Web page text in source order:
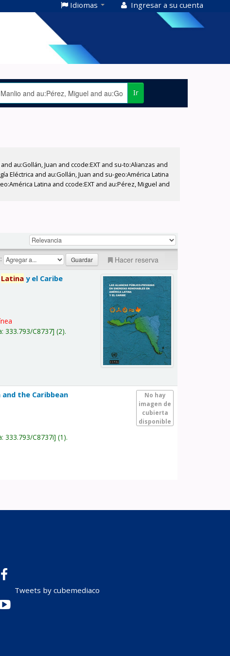
Idiomas Ingresar a su cuenta
Ir
au:Gollán, Juan and ccode:EXT and su-to:Alianzas and
Eléctrica and au:Gollán, Juan and su-geo:América Latina
Latina and ccode:EXT and au:Pérez, Miguel and
Hacer reserva
Latina y el Caribe
333.793/C8737 (2).
No hay
imagen de
cubierta
disponible
the Caribbean
333.793/C8737i (1).
Tweets by cubemediaco